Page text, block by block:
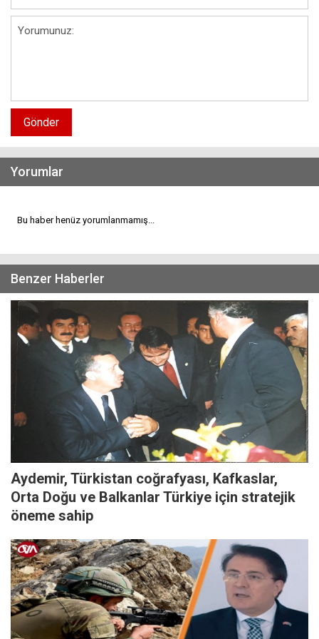
Gönder
Yorumlar
Bu haber henüz yorumlanmamış...
Benzer Haberler
Aydemir, Türkistan coğrafyası, Kafkaslar,
Orta Doğu ve Balkanlar Türkiye için stratejik
öneme sahip